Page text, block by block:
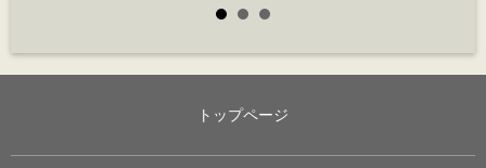
トップページ